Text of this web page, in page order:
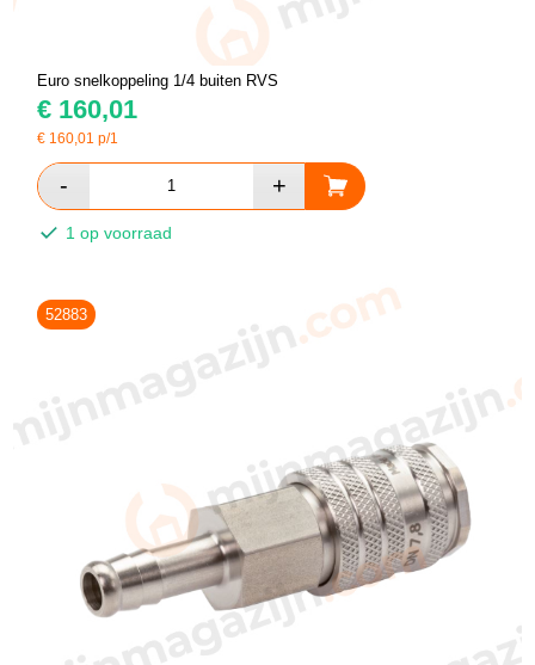
Euro snelkoppeling 1/4 buiten RVS
€ 160,01
€ 160,01 p/1
1 op voorraad
52883